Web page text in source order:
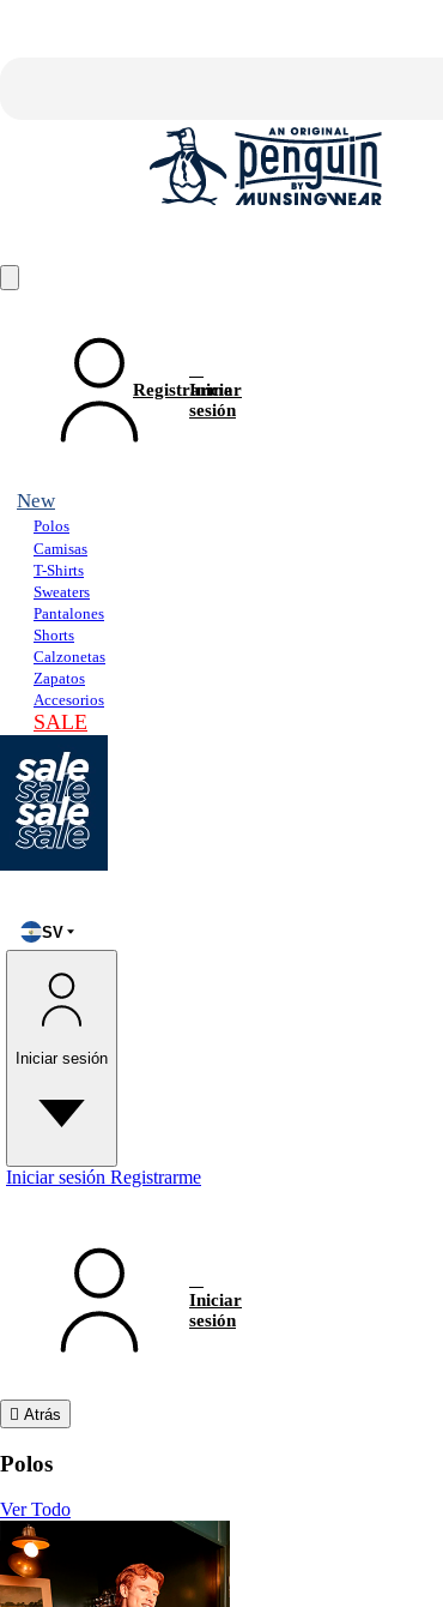
Iniciar
sesión
Registrarme
New
Polos
Camisas
T-Shirts
Sweaters
Pantalones
Shorts
Calzonetas
Zapatos
Accesorios
SALE
SV
Iniciar sesión
Iniciar sesión Registrarme
Iniciar
sesión
Atrás
Polos
Ver Todo